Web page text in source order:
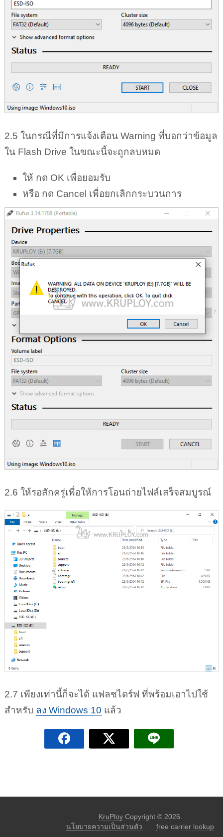
2.5 ในกรณีที่มีการแจ้งเตือน Warning ที่บอกว่าข้อมูล
ใน Flash Drive ในขณะนี้จะถูกลบหมด
ให้ กด OK เพื่อยอมรับ
หรือ กด Cancel เพื่อยกเลิกกระบวนการ
2.6 ให้รอสักครู่เพื่อให้การโอนถ่ายไฟล์เสร็จสมบูรณ์
2.7 เพียงเท่านี้ก็จะได้ แฟลชไดร์ฟ ที่พร้อมเอาไปใช้
สำหรับ ลง Windows 10 แล้ว
KruPloyCopyright © 2026.
นโยบายความเป็นส่วนตัว
free carrier lookup